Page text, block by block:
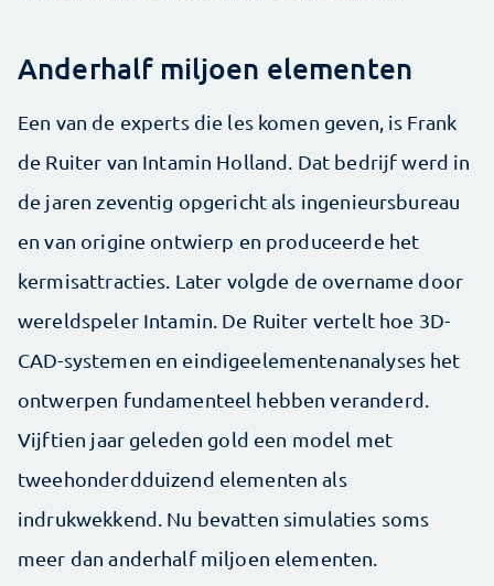
Anderhalf miljoen elementen
Een van de experts die les komen geven, is Frank
de Ruiter van Intamin Holland. Dat bedrijf werd in
de jaren zeventig opgericht als ingenieursbureau
en van origine ontwierp en produceerde het
kermisattracties. Later volgde de overname door
wereldspeler Intamin. De Ruiter vertelt hoe 3D-
CAD-systemen en eindigeelementenanalyses het
ontwerpen fundamenteel hebben veranderd.
Vijftien jaar geleden gold een model met
tweehonderdduizend elementen als
indrukwekkend. Nu bevatten simulaties soms
meer dan anderhalf miljoen elementen.